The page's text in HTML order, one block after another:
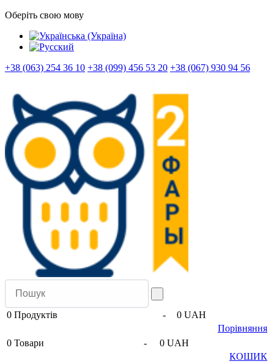
Оберіть свою мову
+38 (063) 254 36 10 +38 (099) 456 53 20 +38 (067) 930 94 56
0 Продуктів -
0 UAH
Порівняння
0 Товари -
0 UAH
КОШИК